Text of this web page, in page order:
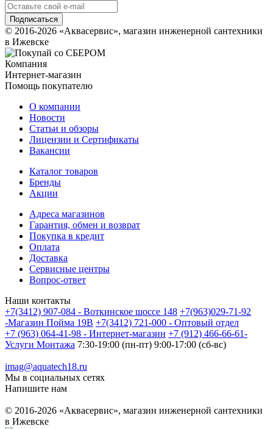
© 2016-2026 «Аквасервис», магазин инженерной сантехники
в Ижевске
Компания
Интернет-магазин
Помощь покупателю
О компании
Новости
Статьи и обзоры
Лицензии и Сертификаты
Вакансии
Каталог товаров
Бренды
Акции
Адреса магазинов
Гарантия, обмен и возврат
Покупка в кредит
Оплата
Доставка
Сервисные центры
Вопрос-ответ
Наши контакты
+7(3412) 907-084 - Воткинское шоссе 148 +7(963)029-71-92
-Магазин Пойма 19В +7(3412) 721-000 - Оптовый отдел
+7 (963) 064-41-98 - Интернет-магазин +7 (912) 466-66-61-
Услуги Монтажа 7:30-19:00 (пн-пт) 9:00-17:00 (сб-вс)
imag@aquatech18.ru
Мы в социальных сетях
Напишите нам
© 2016-2026 «Аквасервис», магазин инженерной сантехники
в Ижевске